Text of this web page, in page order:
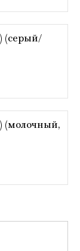
(серый/
(молочный,